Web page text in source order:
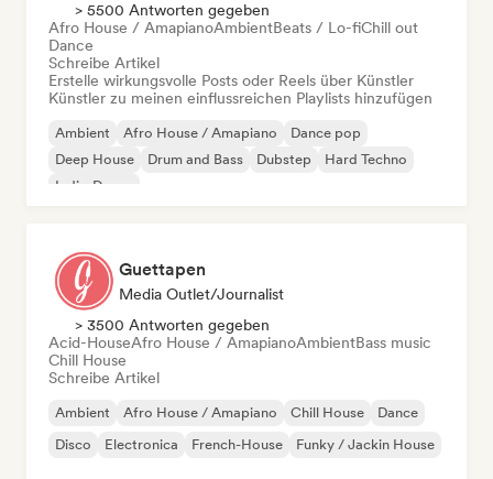
> 5500 Antworten gegeben
Afro House / AmapianoAmbientBeats / Lo-fiChill out
Dance
Schreibe Artikel
Erstelle wirkungsvolle Posts oder Reels über Künstler
Künstler zu meinen einflussreichen Playlists hinzufügen
Ambient Afro House / Amapiano
Dance pop
Deep House
Drum and Bass Dubstep
Hard Techno
Indie-Dance
Guettapen
Media Outlet/Journalist
> 3500 Antworten gegeben
Acid-HouseAfro House / AmapianoAmbientBass music
Chill House
Schreibe Artikel
Ambient Afro House / Amapiano Chill House
Dance
Disco
Electronica French-House Funky / Jackin House